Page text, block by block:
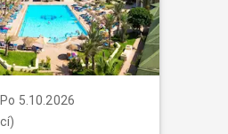
Po 5.10.2026